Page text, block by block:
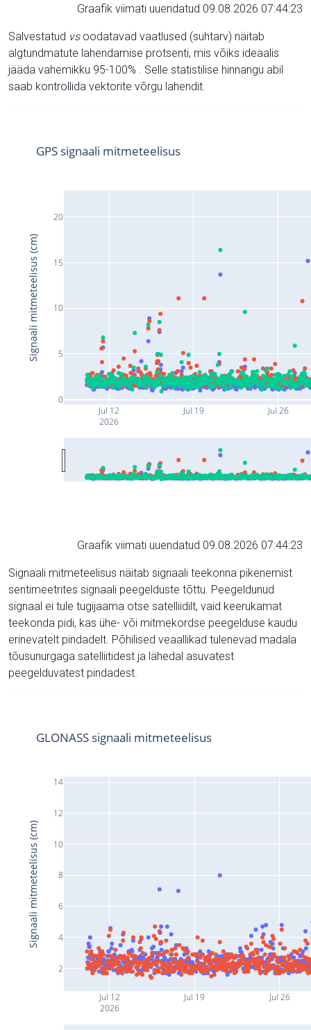
Graafik viimati uuendatud 09.08.2026 07:44:23
Salvestatud vsoodatavad vaatlused (suhtarv) näitab
algtundmatute lahendamise protsenti, mis võiks ideaalis
jääda vahemikku 95-100% . Selle statistilise hinnangu abil
saab kontrollida vektorite võrgu lahendit.
Jul 12
2026
Jul 19 Jul 26
0
5
10
15
20
GPS signaali mitmeteelisus
Signaali mitmeteelisus (cm)
Graafik viimati uuendatud 09.08.2026 07:44:23
Signaali mitmeteelisus näitab signaali teekonna pikenemist
sentimeetrites signaali peegelduste tõttu. Peegeldunud
signaal ei tule tugijaama otse satelliidilt, vaid keerukamat
teekonda pidi, kas ühe- või mitmekordse peegelduse kaudu
erinevatelt pindadelt. Põhilised veaallikad tulenevad madala
tõusunurgaga satelliitidest ja lähedal asuvatest
peegelduvatest pindadest.
Jul 12
2026
Jul 19 Jul 26
2
4
6
8
10
12
14
GLONASS signaali mitmeteelisus
Signaali mitmeteelisus (cm)